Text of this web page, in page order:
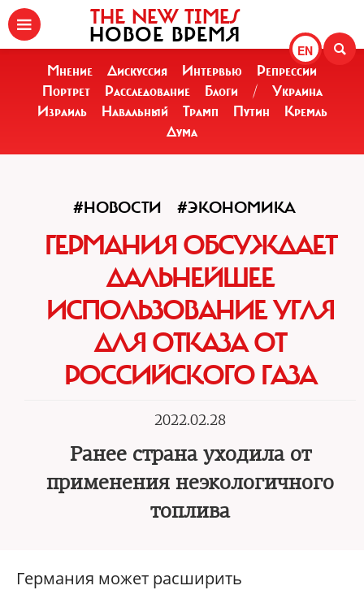
EN
THE NEW TIMES
НОВОЕ ВРЕМЯ
Мнение Дискуссия Интервью
Репрессии
Портрет
Расследование Блоги /
Украина
Израиль
Навальный Трамп Путин
Кремль
Дума
#НОВОСТИ #ЭКОНОМИКА
ГЕРМАНИЯ ОБСУЖДАЕТ
ДАЛЬНЕЙШЕЕ
ИСПОЛЬЗОВАНИЕ УГЛЯ
ДЛЯ ОТКАЗА ОТ
РОССИЙСКОГО ГАЗА
2022.02.28
Ранее страна уходила от
применения неэкологичного
топлива
Германия может расширить